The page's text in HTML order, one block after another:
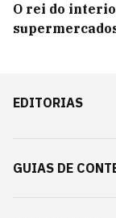
O rei do
EDITORIAS
GUIAS DE